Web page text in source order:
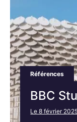
Références
BBC
Le 8 février
Rechercher